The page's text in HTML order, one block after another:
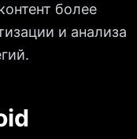
более
и анализа